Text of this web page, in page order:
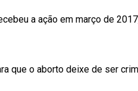
a ação em março de
que o aborto deixe de ser